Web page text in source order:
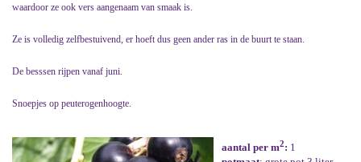
waardoor ze ook vers aangenaam van smaak is.
Ze is volledig zelfbestuivend, er hoeft dus geen ander ras in de buurt te staan.
De besssen rijpen vanaf juni.
Snoepjes op peuterogenhoogte.
aantal per m2: 1